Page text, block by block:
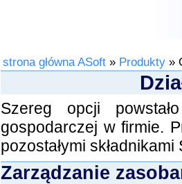
strona główna ASoft » Produkty »
Szereg opcji
gospodarczej w firmie.
pozostałymi
Zarządzanie